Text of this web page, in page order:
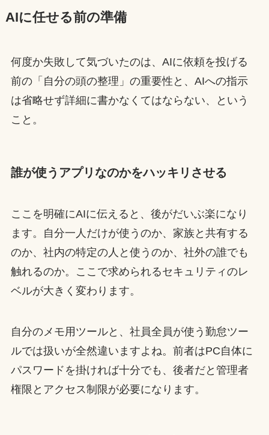
AIに任せる前の準備
何度か失敗して気づいたのは、AIに依頼を投げる
前の「自分の頭の整理」の重要性と、AIへの指示
は省略せず詳細に書かなくてはならない、という
こと。
誰が使うアプリなのかをハッキリさせる
ここを明確にAIに伝えると、後がだいぶ楽になり
ます。自分一人だけが使うのか、家族と共有する
のか、社内の特定の人と使うのか、社外の誰でも
触れるのか。ここで求められるセキュリティのレ
ベルが大きく変わります。
自分のメモ用ツールと、社員全員が使う勤怠ツー
ルでは扱いが全然違いますよね。前者はPC自体に
パスワードを掛ければ十分でも、後者だと管理者
権限とアクセス制限が必要になります。